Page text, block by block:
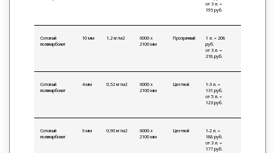
от 3 л. =
195 руб.
Сотовый
поликарбонат
10 мм 1,2 кг/м2
6000 х
2100 мм
Прозрачный
1 л. = 208
руб.
от 3 л. =
218 руб.
Сотовый
поликарбонат
4 мм 0,52 кг/м2
6000 х
2100 мм
Цветной
1-3 л. =
131 руб.
от 5 л. =
123 руб.
Сотовый
поликарбонат
6 мм 0,90 кг/м2
6000 х
2100 мм
Цветной
1-2 л. =
188 руб.
от 3 л. =
177 руб.